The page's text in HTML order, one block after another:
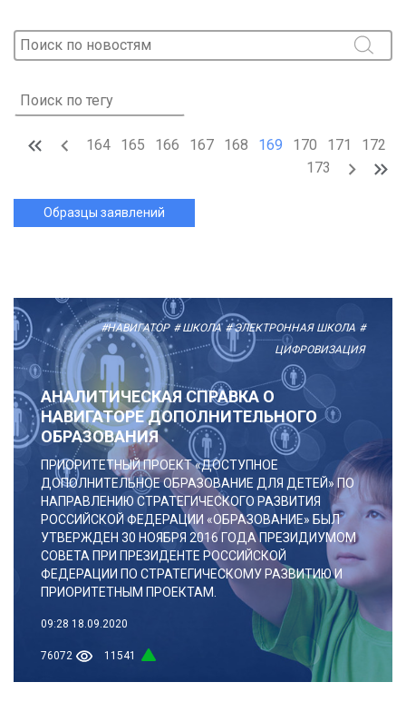
164 165 166 167 168 169 170 171
172
173
Образцы заявлений
#НАВИГАТОР # ШКОЛА # ЭЛЕКТРОННАЯ ШКОЛА #
ЦИФРОВИЗАЦИЯ
АНАЛИТИЧЕСКАЯ СПРАВКА О
НАВИГАТОРЕ ДОПОЛНИТЕЛЬНОГО
ОБРАЗОВАНИЯ
ПРИОРИТЕТНЫЙ ПРОЕКТ «ДОСТУПНОЕ
ДОПОЛНИТЕЛЬНОЕ ОБРАЗОВАНИЕ ДЛЯ ДЕТЕЙ» ПО
НАПРАВЛЕНИЮ СТРАТЕГИЧЕСКОГО РАЗВИТИЯ
РОССИЙСКОЙ ФЕДЕРАЦИИ «ОБРАЗОВАНИЕ» БЫЛ
УТВЕРЖДЕН 30 НОЯБРЯ 2016 ГОДА ПРЕЗИДИУМОМ
СОВЕТА ПРИ ПРЕЗИДЕНТЕ РОССИЙСКОЙ
ФЕДЕРАЦИИ ПО СТРАТЕГИЧЕСКОМУ РАЗВИТИЮ И
ПРИОРИТЕТНЫМ ПРОЕКТАМ.
09:28 18.09.2020
76072 11541